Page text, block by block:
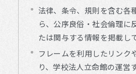
法律、条令、規則を含む各
ら、公序良俗・社会倫理に
たは関与する情報を掲載し
フレームを利用したリンク
り、学校法人立命館の運営